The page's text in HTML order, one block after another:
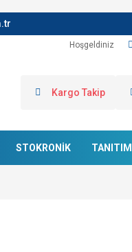
Hoşgeldiniz
Kargo Takip
STOKRONİK TANITIM